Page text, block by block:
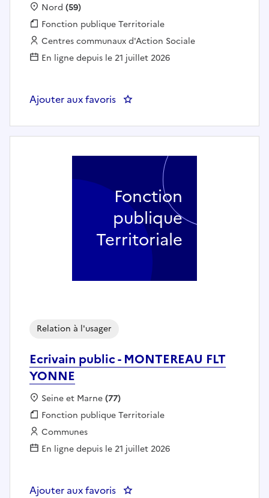
Localisation :
Nord (59)
Fonction publique :
Fonction publique Territoriale
Employeur :
Centres communaux d'Action Sociale
En ligne depuis le 21 juillet 2026
Ajouter aux favoris : Médiateur social « lutte contre
Ecrivain public - MONTEREAU FLT
YONNE
Relation à l'usager
Localisation :
Seine et Marne(77)
Fonction publique :
Fonction publique Territoriale
Employeur :
Communes
En ligne depuis le 21 juillet 2026
Ajouter aux favoris : Ecrivain public - MONTEREAU
Fonction
publique
Territoriale